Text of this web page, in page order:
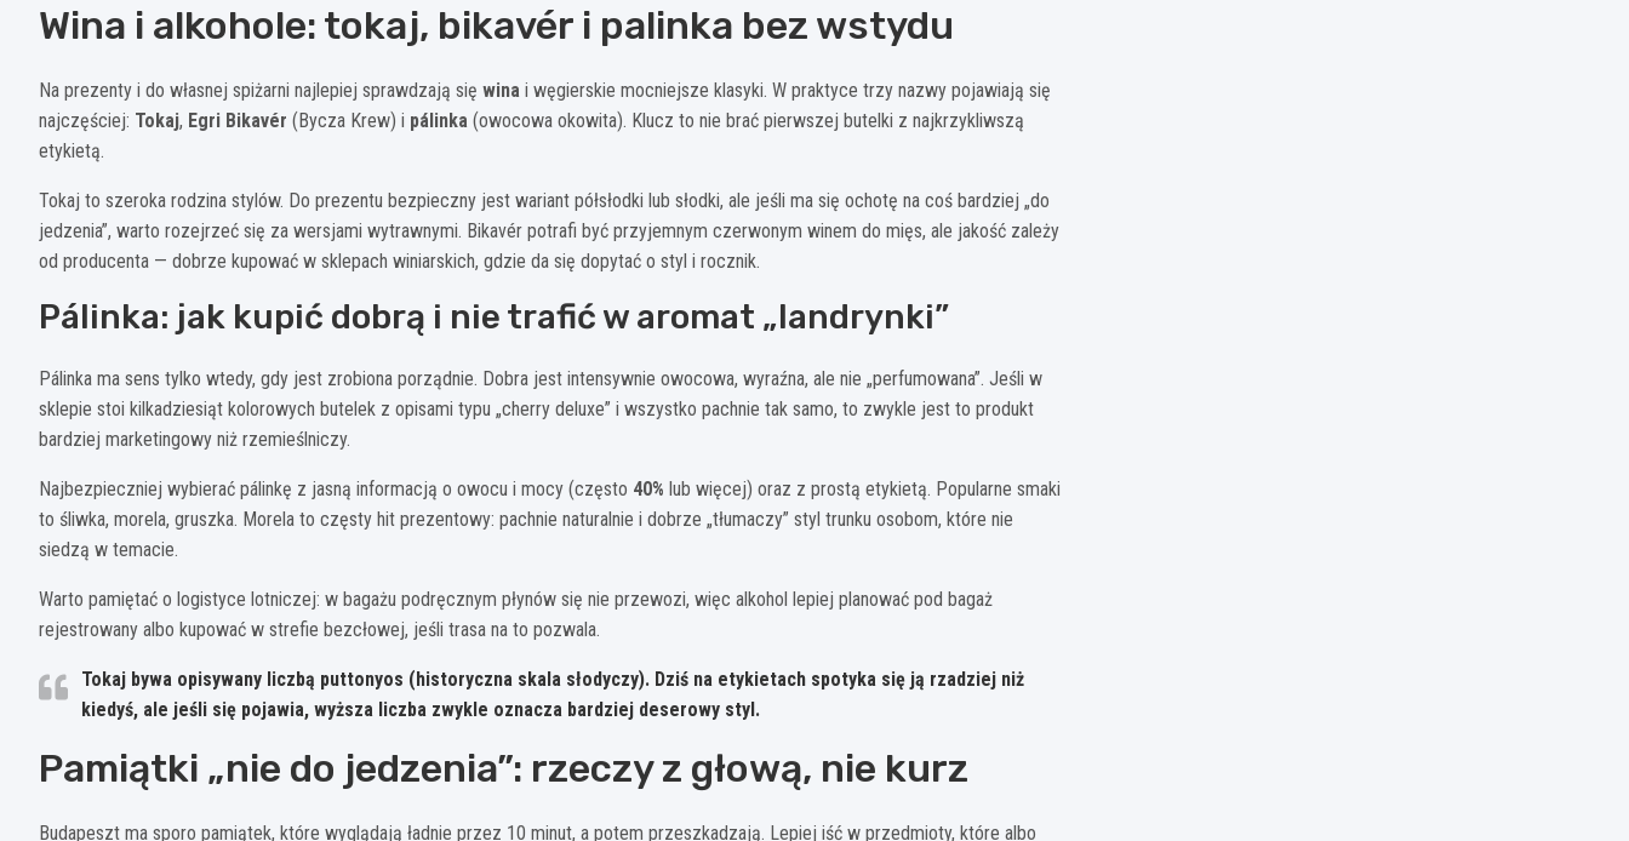
Wina i alkohole: tokaj, bikavér i palinka bez wstydu
Na prezenty i do własnej spiżarni najlepiej sprawdzają się wina i węgierskie mocniejsze klasyki. W praktyce trzy nazwy pojawiają się
najczęściej: Tokaj, Egri Bikavér (Bycza Krew) i pálinka (owocowa okowita). Klucz to nie brać pierwszej butelki z najkrzykliwszą
etykietą.
Tokaj to szeroka rodzina stylów. Do prezentu bezpieczny jest wariant półsłodki lub słodki, ale jeśli ma się ochotę na coś bardziej „do
jedzenia”, warto rozejrzeć się za wersjami wytrawnymi. Bikavér potrafi być przyjemnym czerwonym winem do mięs, ale jakość zależy
od producenta — dobrze kupować w sklepach winiarskich, gdzie da się dopytać o styl i rocznik.
Pálinka: jak kupić dobrą i nie trafić w aromat „landrynki”
Pálinka ma sens tylko wtedy, gdy jest zrobiona porządnie. Dobra jest intensywnie owocowa, wyraźna, ale nie „perfumowana”. Jeśli w
sklepie stoi kilkadziesiąt kolorowych butelek z opisami typu „cherry deluxe” i wszystko pachnie tak samo, to zwykle jest to produkt
bardziej marketingowy niż rzemieślniczy.
Najbezpieczniej wybierać pálinkę z jasną informacją o owocu i mocy (często 40% lub więcej) oraz z prostą etykietą. Popularne smaki
to śliwka, morela, gruszka. Morela to częsty hit prezentowy: pachnie naturalnie i dobrze „tłumaczy” styl trunku osobom, które nie
siedzą w temacie.
Warto pamiętać o logistyce lotniczej: w bagażu podręcznym płynów się nie przewozi, więc alkohol lepiej planować pod bagaż
rejestrowany albo kupować w strefie bezcłowej, jeśli trasa na to pozwala.
Tokaj bywa opisywany liczbą puttonyos (historyczna skala słodyczy). Dziś na etykietach spotyka się ją rzadziej niż
kiedyś, ale jeśli się pojawia, wyższa liczba zwykle oznacza bardziej deserowy styl.
Pamiątki „nie do jedzenia”: rzeczy z głową, nie kurz
Budapeszt ma sporo pamiątek, które wyglądają ładnie przez 10 minut, a potem przeszkadzają. Lepiej iść w przedmioty, które albo